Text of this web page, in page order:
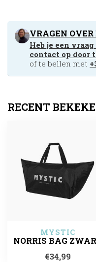
VRAGEN
Heb je een
contact op door
of te bellen met
RECENT
MYSTIC
NORRIS BAG
€34,99